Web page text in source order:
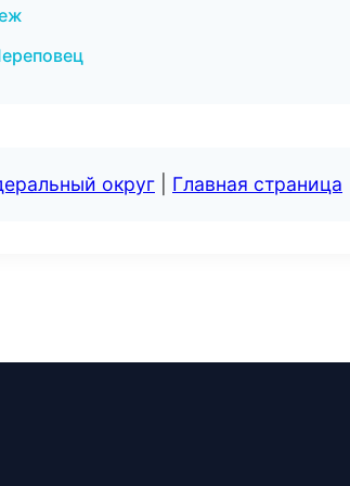
округ Главная страница